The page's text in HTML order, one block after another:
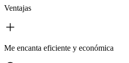
Ventajas
Me encanta eficiente y económica